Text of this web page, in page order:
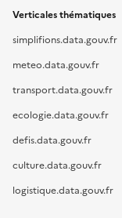
Verticales thématiques
simplifions.data.gouv.fr
meteo.data.gouv.fr
transport.data.gouv.fr
ecologie.data.gouv.fr
defis.data.gouv.fr
culture.data.gouv.fr
logistique.data.gouv.fr